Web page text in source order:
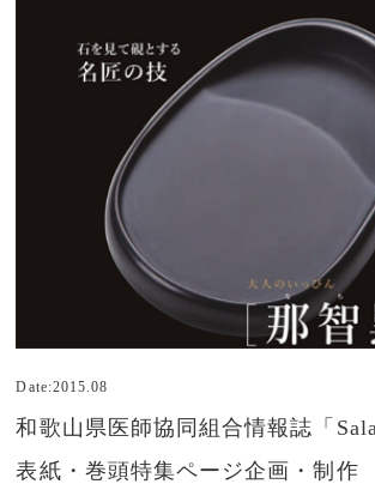
Date:2015.08
和歌山県医師協同組合情報誌「
表紙・巻頭特集ページ企画・制作